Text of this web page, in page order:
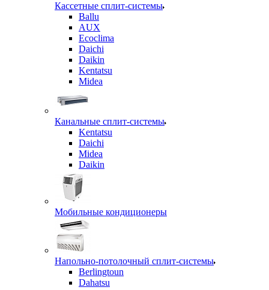
Кассетные сплит-системы
Ballu
AUX
Ecoclima
Daichi
Daikin
Kentatsu
Midea
Канальные сплит-системы
Kentatsu
Daichi
Midea
Daikin
Мобильные кондиционеры
Напольно-потолочный сплит-системы
Berlingtoun
Dahatsu